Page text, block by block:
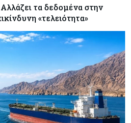
τα δεδομένα στην
«τελειότητα»